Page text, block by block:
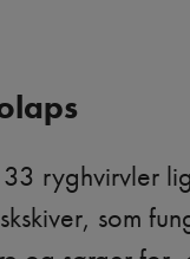
ryghvirvler
som